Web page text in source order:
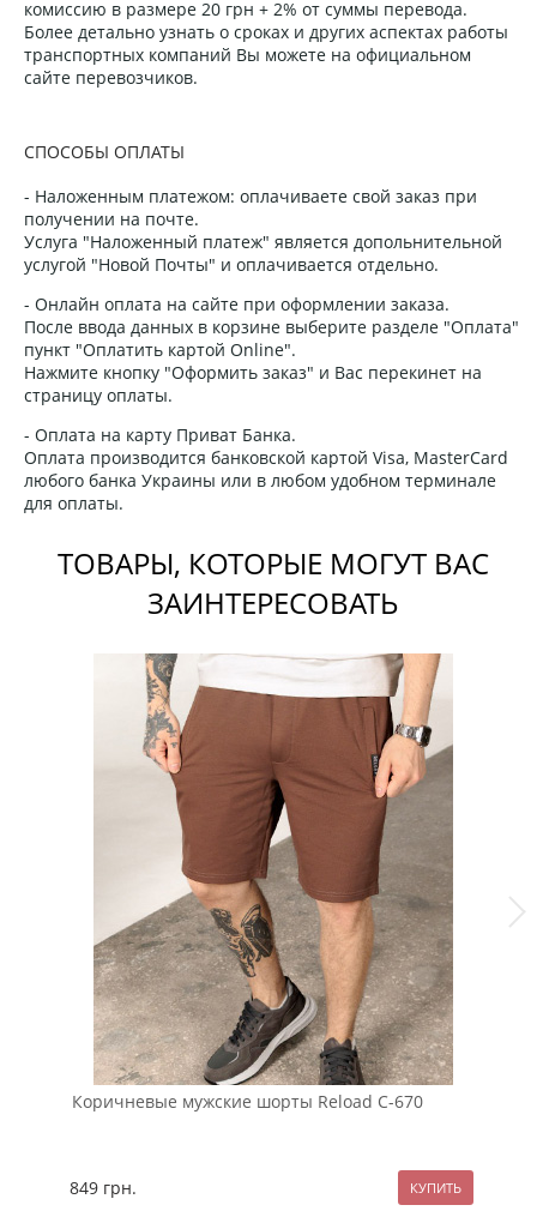
комиссию в размере 20 грн + 2% от суммы перевода.
Более детально узнать о сроках и других аспектах работы
транспортных компаний Вы можете на официальном
сайте перевозчиков.
СПОСОБЫ ОПЛАТЫ
- Наложенным платежом: оплачиваете свой заказ при
получении на почте.
Услуга "Наложенный платеж" является допольнительной
услугой "Новой Почты" и оплачивается отдельно.
- Онлайн оплата на сайте при оформлении заказа.
После ввода данных в корзине выберите разделе "Оплата"
пункт "Оплатить картой Online".
Нажмите кнопку "Оформить заказ" и Вас перекинет на
страницу оплаты.
- Оплата на карту Приват Банка.
Оплата производится банковской картой Visa, MasterCard
любого банка Украины или в любом удобном терминале
для оплаты.
ТОВАРЫ, КОТОРЫЕ МОГУТ ВАС
ЗАИНТЕРЕСОВАТЬ
Коричневые мужские шорты Reload С-670
849 грн.